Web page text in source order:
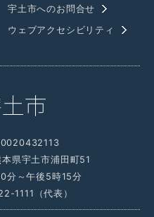
宇土市へのお問合せ
ウェブアクセシビリティ
県宇土市浦田町51
分～午後5時15分
1111（代表）